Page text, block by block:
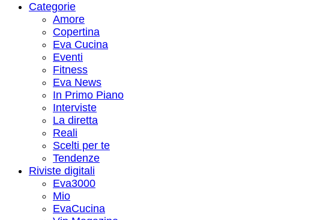
Categorie
Amore
Copertina
Eva Cucina
Eventi
Fitness
Eva News
In Primo Piano
Interviste
La diretta
Reali
Scelti per te
Tendenze
Riviste digitali
Eva3000
Mio
EvaCucina